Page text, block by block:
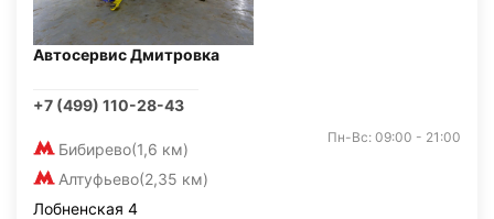
Автосервис Дмитровка
+7 (499) 110-28-43
Бибирево(1,6 км)
Алтуфьево(2,35 км)
Пн-Вс: 09:00 - 21:00
Лобненская 4